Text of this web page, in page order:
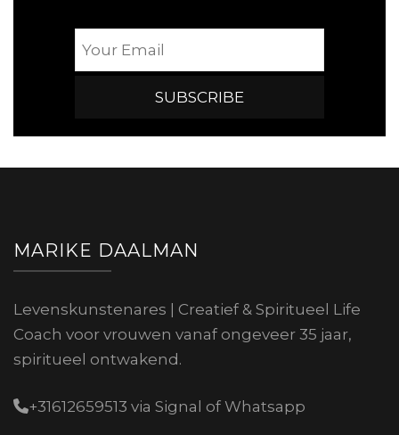
MARIKE DAALMAN
Levenskunstenares | Creatief & Spiritueel Life
Coach voor vrouwen vanaf ongeveer 35 jaar,
spiritueel ontwakend.
+31612659513 via Signal of Whatsapp